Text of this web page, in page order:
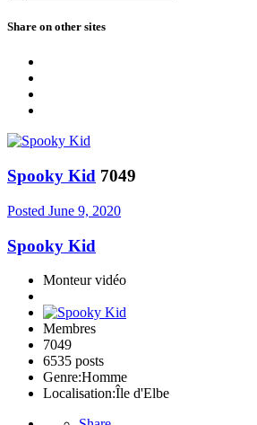
Share on other sites
Spooky Kid 7049
Posted June 9, 2020
Spooky Kid
Monteur vidéo
Membres
7049
6535 posts
Genre:Homme
Localisation:Île d'Elbe